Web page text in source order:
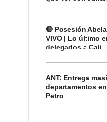
🔴 Posesión
VIVO | Lo último
delegados a Cali
ANT: Entrega
departamentos
Petro